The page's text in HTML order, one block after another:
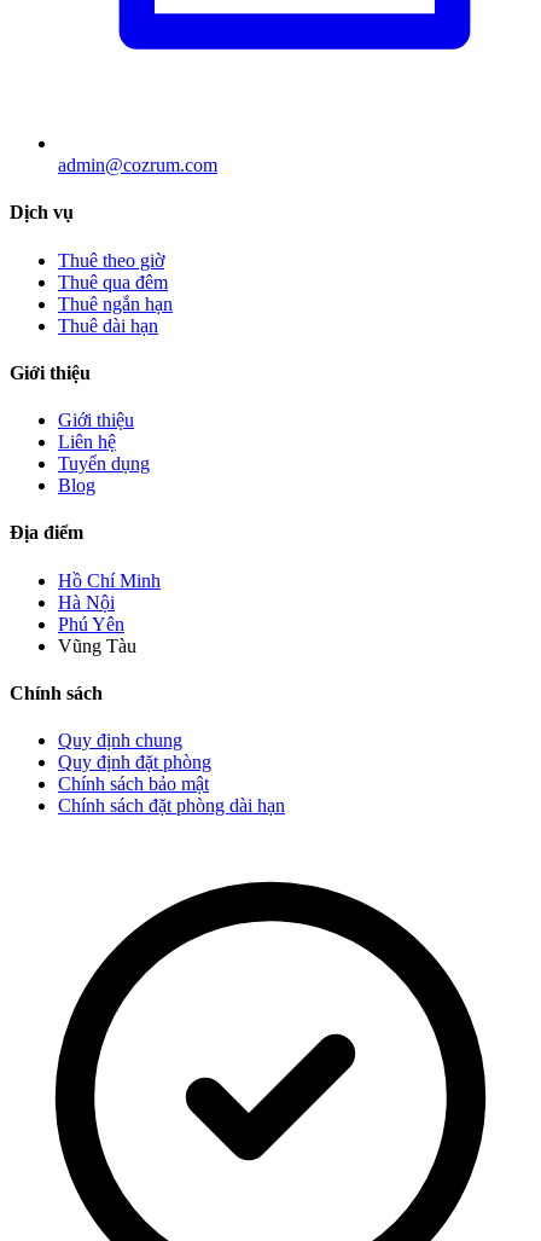
admin@cozrum.com
Dịch vụ
Thuê theo giờ
Thuê qua đêm
Thuê ngắn hạn
Thuê dài hạn
Giới thiệu
Giới thiệu
Liên hệ
Tuyển dụng
Blog
Địa điểm
Hồ Chí Minh
Hà Nội
Phú Yên
Vũng Tàu
Chính sách
Quy định chung
Quy định đặt phòng
Chính sách bảo mật
Chính sách đặt phòng dài hạn